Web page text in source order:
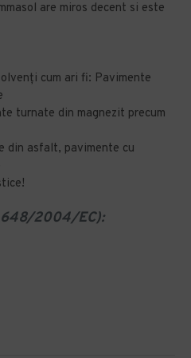
are miros decent si este
cum ari fi: Pavimente
turnate din magnezit precum
din asfalt, pavimente cu
2004/EC):